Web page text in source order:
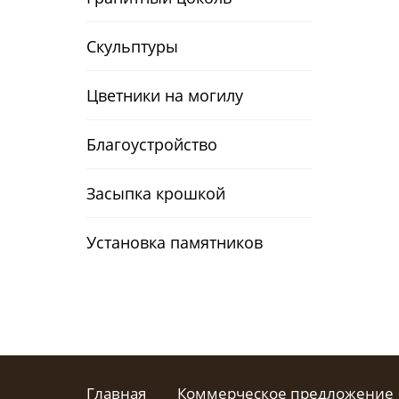
Скульптуры
Цветники на могилу
Благоустройство
Засыпка крошкой
Установка памятников
Главная Коммерческое предложение